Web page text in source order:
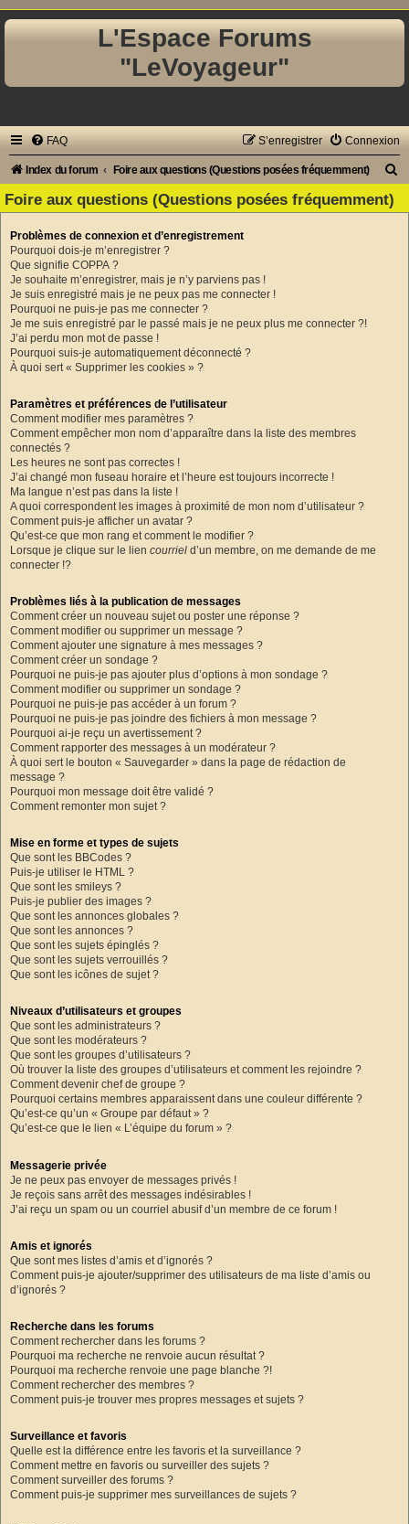
L'Espace Forums
"LeVoyageur"
FAQ Connexion
S’enregistrer
Index du forum Foire aux questions (Questions posées fréquemment)
c
Foire aux questions (Questions posées fréquemment)
Problèmes de connexion et d’enregistrement
Pourquoi dois-je m’enregistrer ?
Que signifie COPPA ?
Je souhaite m’enregistrer, mais je n’y parviens pas !
Je suis enregistré mais je ne peux pas me connecter !
Pourquoi ne puis-je pas me connecter ?
Je me suis enregistré par le passé mais je ne peux plus me connecter ?!
J’ai perdu mon mot de passe !
Pourquoi suis-je automatiquement déconnecté ?
À quoi sert « Supprimer les cookies » ?
Paramètres et préférences de l’utilisateur
Comment modifier mes paramètres ?
Comment empêcher mon nom d’apparaître dans la liste des membres
connectés ?
Les heures ne sont pas correctes !
J’ai changé mon fuseau horaire et l’heure est toujours incorrecte !
Ma langue n’est pas dans la liste !
A quoi correspondent les images à proximité de mon nom d’utilisateur ?
Comment puis-je afficher un avatar ?
Qu’est-ce que mon rang et comment le modifier ?
Lorsque je clique sur le lien courriel d’un membre, on me demande de me
connecter !?
Problèmes liés à la publication de messages
Comment créer un nouveau sujet ou poster une réponse ?
Comment modifier ou supprimer un message ?
Comment ajouter une signature à mes messages ?
Comment créer un sondage ?
Pourquoi ne puis-je pas ajouter plus d’options à mon sondage ?
Comment modifier ou supprimer un sondage ?
Pourquoi ne puis-je pas accéder à un forum ?
Pourquoi ne puis-je pas joindre des fichiers à mon message ?
Pourquoi ai-je reçu un avertissement ?
Comment rapporter des messages à un modérateur ?
À quoi sert le bouton « Sauvegarder » dans la page de rédaction de
message ?
Pourquoi mon message doit être validé ?
Comment remonter mon sujet ?
Mise en forme et types de sujets
Que sont les BBCodes ?
Puis-je utiliser le HTML ?
Que sont les smileys ?
Puis-je publier des images ?
Que sont les annonces globales ?
Que sont les annonces ?
Que sont les sujets épinglés ?
Que sont les sujets verrouillés ?
Que sont les icônes de sujet ?
Niveaux d’utilisateurs et groupes
Que sont les administrateurs ?
Que sont les modérateurs ?
Que sont les groupes d’utilisateurs ?
Où trouver la liste des groupes d’utilisateurs et comment les rejoindre ?
Comment devenir chef de groupe ?
Pourquoi certains membres apparaissent dans une couleur différente ?
Qu’est-ce qu’un « Groupe par défaut » ?
Qu’est-ce que le lien « L’équipe du forum » ?
Messagerie privée
Je ne peux pas envoyer de messages privés !
Je reçois sans arrêt des messages indésirables !
J’ai reçu un spam ou un courriel abusif d’un membre de ce forum !
Amis et ignorés
Que sont mes listes d’amis et d’ignorés ?
Comment puis-je ajouter/supprimer des utilisateurs de ma liste d’amis ou
d’ignorés ?
Recherche dans les forums
Comment rechercher dans les forums ?
Pourquoi ma recherche ne renvoie aucun résultat ?
Pourquoi ma recherche renvoie une page blanche ?!
Comment rechercher des membres ?
Comment puis-je trouver mes propres messages et sujets ?
Surveillance et favoris
Quelle est la différence entre les favoris et la surveillance ?
Comment mettre en favoris ou surveiller des sujets ?
Comment surveiller des forums ?
Comment puis-je supprimer mes surveillances de sujets ?